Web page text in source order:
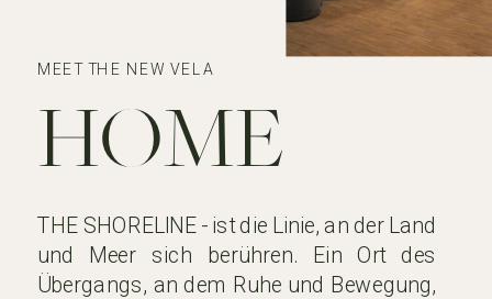
MEET THE NEW VELA
HOME
THE SHORELINE - ist die Linie, an der Land
und Meer sich berühren. Ein Ort des
Übergangs, an dem Ruhe und Bewegung,